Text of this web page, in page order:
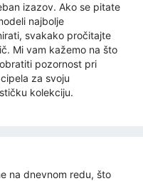
izazov. Ako se pitate
najbolje
svakako pročitajte
Mi vam kažemo na što
pozornost pri
za svoju
kolekciju.
na dnevnom redu, što